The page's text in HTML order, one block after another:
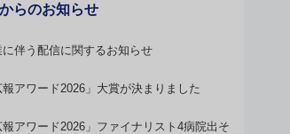
らのお知らせ
に伴う配信に関するお知らせ
報アワード2026」大賞が決まりました
報アワード2026」ファイナリスト4病院出そ